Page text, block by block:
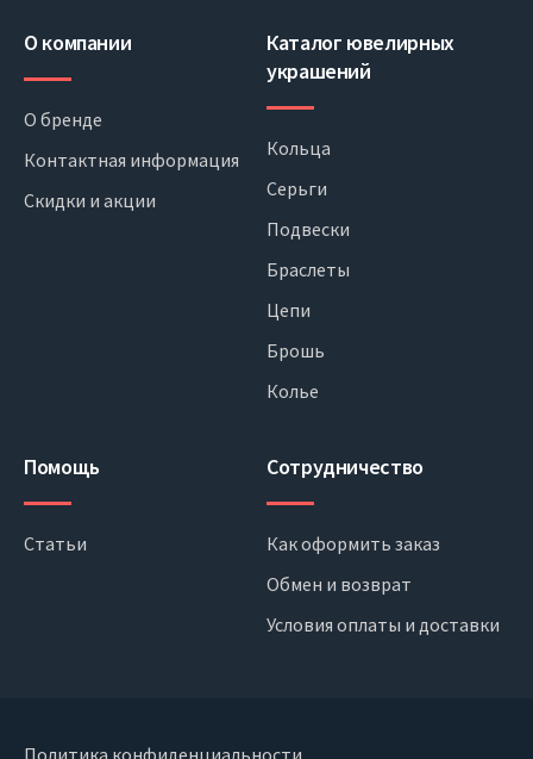
О компании
О бренде
Контактная информация
Скидки и акции
Каталог ювелирных
украшений
Кольца
Серьги
Подвески
Браслеты
Цепи
Брошь
Колье
Помощь
Статьи
Сотрудничество
Как оформить заказ
Обмен и возврат
Условия оплаты и доставки